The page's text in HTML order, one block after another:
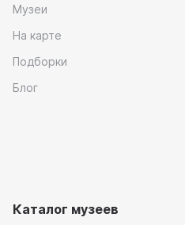
Музеи
На карте
Подборки
Блог
Каталог музеев